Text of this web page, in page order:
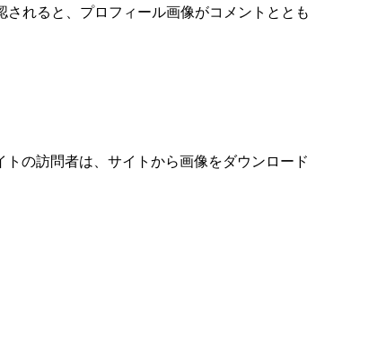
されると、プロフィール画像がコメントととも
の訪問者は、サイトから画像をダウンロード